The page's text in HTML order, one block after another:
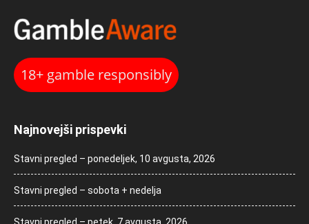
18+ gamble responsibly
Najnovejši prispevki
Stavni pregled – ponedeljek, 10 avgusta, 2026
Stavni pregled – sobota + nedelja